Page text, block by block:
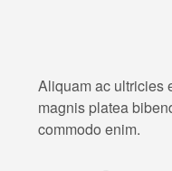
Aliquam ac ultricies
magnis platea
commodo enim.